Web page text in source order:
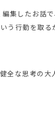
集したお話
う行動を取る
全な思考の大